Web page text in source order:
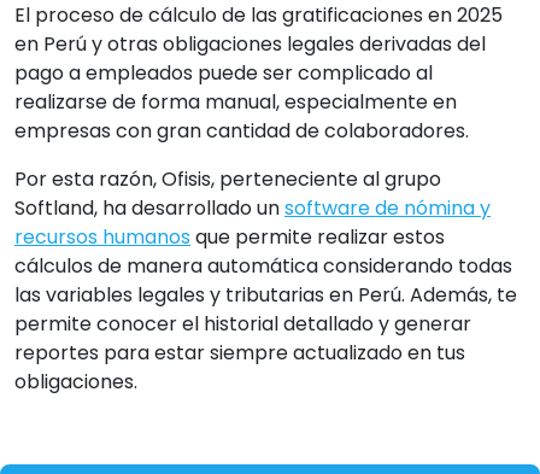
El proceso de cálculo de las gratificaciones en 2025
en Perú y otras obligaciones legales derivadas del
pago a empleados puede ser complicado al
realizarse de forma manual, especialmente en
empresas con gran cantidad de colaboradores.
Por esta razón, Ofisis, perteneciente al grupo
Softland, ha desarrollado unsoftware de nómina y
recursos humanosque permite realizar estos
cálculos de manera automática considerando todas
las variables legales y tributarias en Perú. Además, te
permite conocer el historial detallado y generar
reportes para estar siempre actualizado en tus
obligaciones.